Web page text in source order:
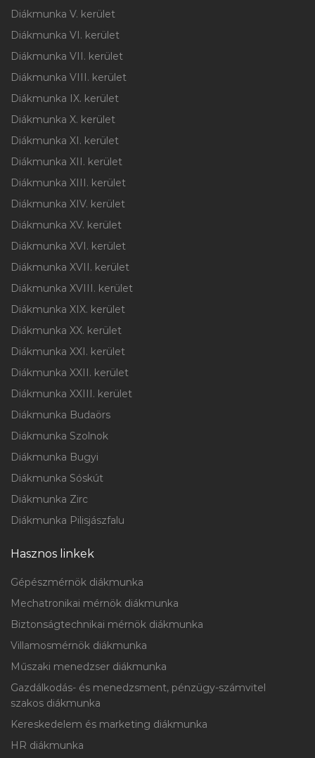
Diákmunka V. kerület
Diákmunka VI. kerület
Diákmunka VII. kerület
Diákmunka VIII. kerület
Diákmunka IX. kerület
Diákmunka X. kerület
Diákmunka XI. kerület
Diákmunka XII. kerület
Diákmunka XIII. kerület
Diákmunka XIV. kerület
Diákmunka XV. kerület
Diákmunka XVI. kerület
Diákmunka XVII. kerület
Diákmunka XVIII. kerület
Diákmunka XIX. kerület
Diákmunka XX. kerület
Diákmunka XXI. kerület
Diákmunka XXII. kerület
Diákmunka XXIII. kerület
Diákmunka Budaörs
Diákmunka Szolnok
Diákmunka Bugyi
Diákmunka Sóskút
Diákmunka Zirc
Diákmunka Pilisjászfalu
Hasznos linkek
Gépészmérnök diákmunka
Mechatronikai mérnök diákmunka
Biztonságtechnikai mérnök diákmunka
Villamosmérnök diákmunka
Műszaki menedzser diákmunka
Gazdálkodás- és menedzsment, pénzügy-számvitel
szakos diákmunka
Kereskedelem és marketing diákmunka
HR diákmunka